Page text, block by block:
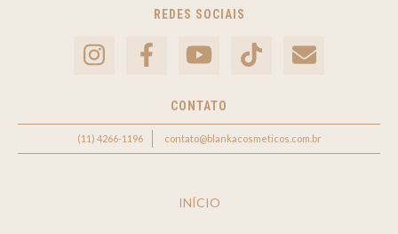
REDES SOCIAIS
CONTATO
(11) 4266-1196 contato@blankacosmeticos.com.br
INÍCIO